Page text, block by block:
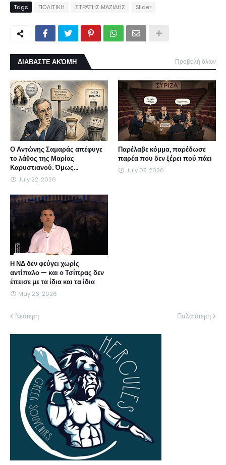
Tags ΠΟΛΙΤΙΚΗ ΣΤΡΑΤΗΣ ΜΑΖΙΔΗΣ Slider
ΔΙΑΒΑΣΤΕ ΑΚΌΜΗ Προβολή όλων
Ο Αντώνης Σαμαράς απέφυγε
το λάθος της Μαρίας
Καρυστιανού. Όμως...
July 22, 2026
Παρέλαβε κόμμα, παρέδωσε
παρέα που δεν ξέρει πού πάει
July 05, 2026
Η ΝΔ δεν φεύγει χωρίς
αντίπαλο — και ο Τσίπρας δεν
έπεισε με τα ίδια και τα ίδια
May 26, 2026
Νεότερη Παλαιότερη